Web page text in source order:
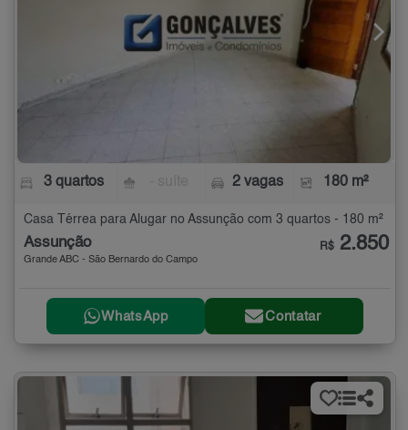
3 quartos 2 vagas 180 m²
Casa Térrea para Alugar no Assunção com 3 quartos - 180 m²
Assunção
Grande ABC - São Bernardo do Campo
R$ 2.850
WhatsApp Contatar